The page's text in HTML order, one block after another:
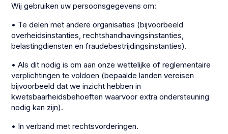
Wij gebruiken uw persoonsgegevens om:
• Te delen met andere organisaties (bijvoorbeeld
overheidsinstanties, rechtshandhavingsinstanties,
belastingdiensten en fraudebestrijdingsinstanties).
• Als dit nodig is om aan onze wettelijke of reglementaire
verplichtingen te voldoen (bepaalde landen vereisen
bijvoorbeeld dat we inzicht hebben in
kwetsbaarheidsbehoeften waarvoor extra ondersteuning
nodig kan zijn).
• In verband met rechtsvorderingen.